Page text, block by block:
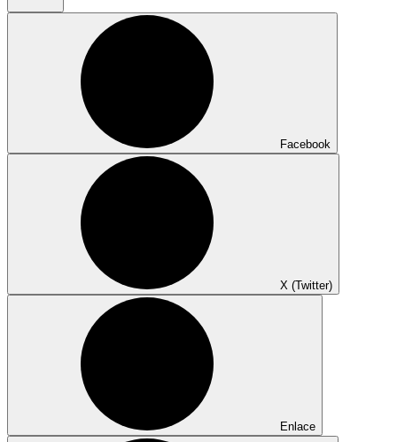
Facebook
X (Twitter)
Enlace